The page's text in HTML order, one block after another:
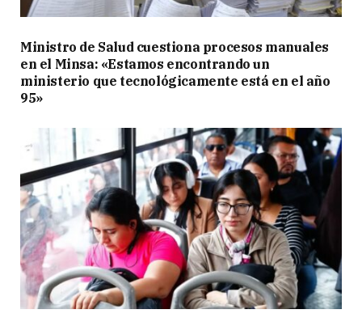
Ministro de Salud cuestiona procesos manuales
en el Minsa: «Estamos encontrando un
ministerio que tecnológicamente está en el año
95»